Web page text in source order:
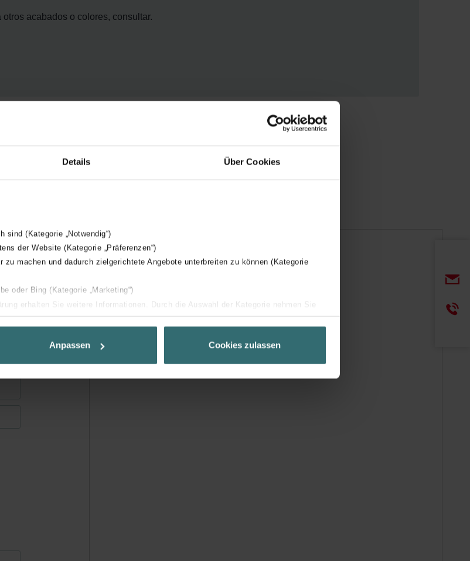
Details Über Cookies
(Kategorie „Notwendig“)
der Website (Kategorie „Präferenzen“)
machen und dadurch zielgerichtete Angebote unterbreiten zu können (Kategorie
oder Bing (Kategorie „Marketing“)
erhalten Sie weitere Informationen. Durch die Auswahl der Kategorie nehmen Sie
Nutzererfahrung zu ermöglichen und Ihnen maßgeschneiderte Informationen
stellen. Alle Einwilligungen können Sie selbstverständlich über einen Link in der
Anpassen Cookies zulassen
acabados o colores, consultar.